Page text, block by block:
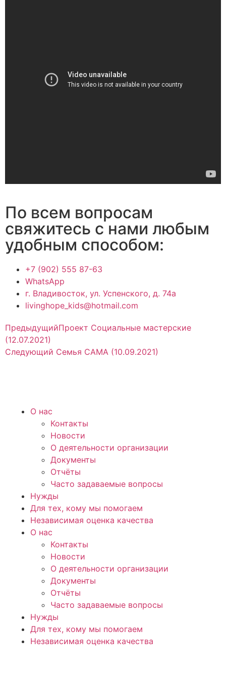
По всем вопросам
свяжитесь с нами любым
удобным способом:
+7 (902) 555 87-63
WhatsApp
г. Владивосток, ул. Успенского, д. 74а
livinghope_kids@hotmail.com
ПредыдущийПроект Социальные мастерские
(12.07.2021)
Следующий Семья САМА (10.09.2021)
О нас
Контакты
Новости
О деятельности организации
Документы
Отчёты
Часто задаваемые вопросы
Нужды
Для тех, кому мы помогаем
Независимая оценка качества
О нас
Контакты
Новости
О деятельности организации
Документы
Отчёты
Часто задаваемые вопросы
Нужды
Для тех, кому мы помогаем
Независимая оценка качества